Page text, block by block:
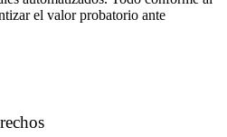
el valor probatorio ante